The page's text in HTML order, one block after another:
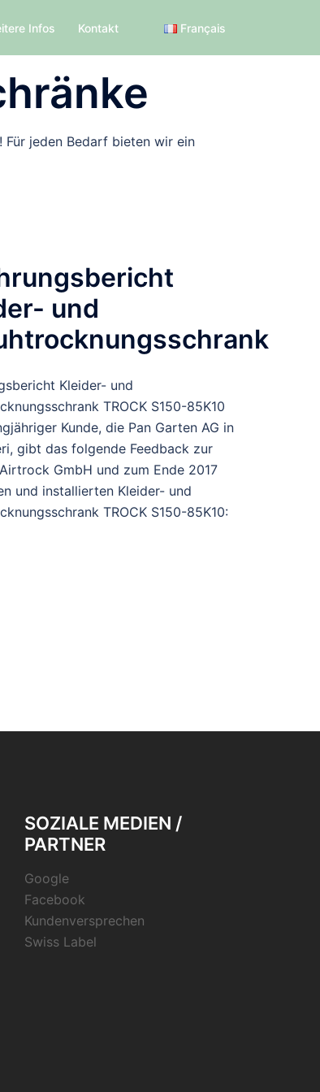
Infos Kontakt Français
jeden Bedarf bieten wir ein
und
Kleider- und
TROCK S150-85K10
Kunde, die Pan Garten AG in
gibt das folgende Feedback zur
GmbH und zum Ende 2017
und installierten Kleider- und
TROCK S150-85K10:
SOZIALE MEDIEN /
PARTNER
Google
Facebook
Kundenversprechen
Swiss Label